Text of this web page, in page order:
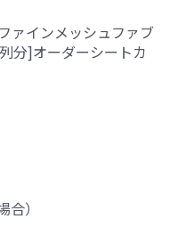
ァインメッシュファブ
分]オーダーシートカ
）